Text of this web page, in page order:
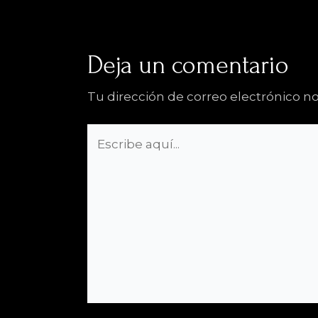
Deja un comentario
Tu dirección de correo electrónico